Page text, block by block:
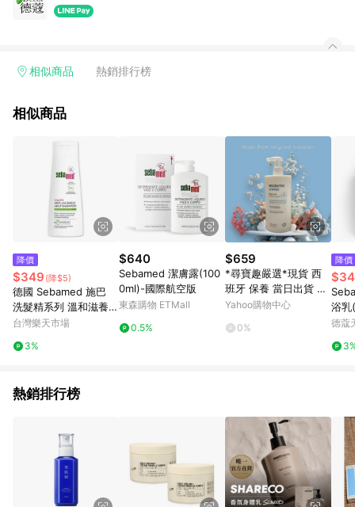
相似商品 熱銷排行榜
相似商品
降價
$349 (降$5)
德國 Sebamed 施巴
洗髮精系列 溫和滋養/
無香精洗髮精 200ml
現折$200｜換季推薦⚡
台灣樂天市場
3%
$640
Sebamed 潔膚露(100
0ml)-國際航空版
東森購物 ETMall
0.5%
$659
*尋寶趣嚴選*現貨 西
班牙 保養 當日出貨 Se
sderma/身體乳/美白身
貨/正貨（范
Yahoo購物中心
0%
降價
浴乳
5)
德蔻
熱銷排行榜